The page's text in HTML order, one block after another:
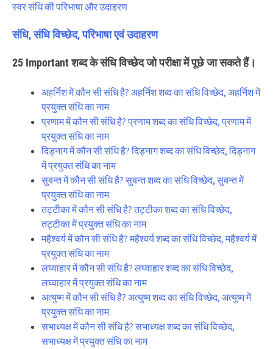
स्वर संधि की परिभाषा और उदाहरण
संधि, संधि विच्छेद, परिभाषा एवं उदाहरण
25 Important शब्द के संधि विच्छेद जो परीक्षा में पूछे जा सकते हैं।
अहर्निश में कौन सी संधि है? अहर्निश शब्द का संधि विच्छेद, अहर्निश में
प्रयुक्त संधि का नाम
प्रणाम में कौन सी संधि है? प्रणाम शब्द का संधि विच्छेद, प्रणाम में
प्रयुक्त संधि का नाम
दिड्नाग में कौन सी संधि है? दिड्नाग शब्द का संधि विच्छेद, दिड्नाग
में प्रयुक्त संधि का नाम
सुबन्त में कौन सी संधि है? सुबन्त शब्द का संधि विच्छेद, सुबन्त में
प्रयुक्त संधि का नाम
तट्टीका में कौन सी संधि है? तट्टीका शब्द का संधि विच्छेद,
तट्टीका में प्रयुक्त संधि का नाम
महैश्वर्य में कौन सी संधि है? महैश्वर्य शब्द का संधि विच्छेद, महैश्वर्य में
प्रयुक्त संधि का नाम
लघ्वाहार में कौन सी संधि है? लघ्वाहार शब्द का संधि विच्छेद,
लघ्वाहार में प्रयुक्त संधि का नाम
अत्युष्म में कौन सी संधि है? अत्युष्म शब्द का संधि विच्छेद, अत्युष्म में
प्रयुक्त संधि का नाम
सभाध्यक्ष में कौन सी संधि है? सभाध्यक्ष शब्द का संधि विच्छेद,
सभाध्यक्ष में प्रयुक्त संधि का नाम